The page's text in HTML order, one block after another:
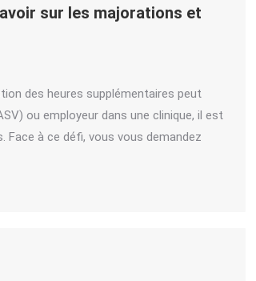
sur les majorations et
des heures supplémentaires peut
ou employeur dans une clinique, il est
Face à ce défi, vous vous demandez